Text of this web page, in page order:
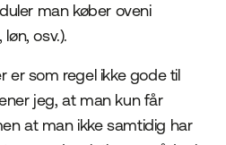
man køber oveni
osv.).
er som regel ikke gode til
jeg, at man kun får
at man ikke samtidig har